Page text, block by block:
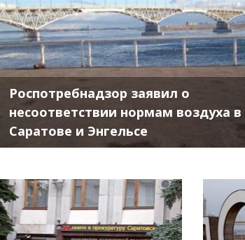
Роспотребнадзор заявил о
несоответствии нормам воздуха в
Саратове и Энгельсе